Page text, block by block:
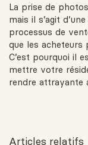
La prise de
mais il s’agit
processus de
que les
C’est pourquoi il
mettre votre
rendre attrayante
Articles relatifs